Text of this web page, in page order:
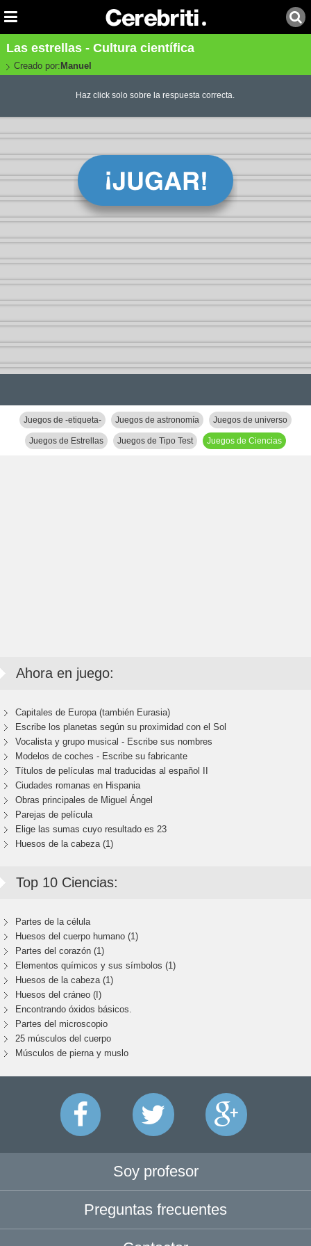
Las estrellas - Cultura científica
Creado por: Manuel
Haz click solo sobre la respuesta correcta.
Juegos de -etiqueta- Juegos de astronomía Juegos de universo
Juegos de Estrellas Juegos de Tipo Test Juegos de Ciencias
Ahora en juego:
Capitales de Europa (también Eurasia)
Escribe los planetas según su proximidad con el Sol
Vocalista y grupo musical - Escribe sus nombres
Modelos de coches - Escribe su fabricante
Títulos de películas mal traducidas al español II
Ciudades romanas en Hispania
Obras principales de Miguel Ángel
Parejas de película
Elige las sumas cuyo resultado es 23
Huesos de la cabeza (1)
Top 10 Ciencias:
Partes de la célula
Huesos del cuerpo humano (1)
Partes del corazón (1)
Elementos químicos y sus símbolos (1)
Huesos de la cabeza (1)
Huesos del cráneo (I)
Encontrando óxidos básicos.
Partes del microscopio
25 músculos del cuerpo
Músculos de pierna y muslo
Soy profesor
Preguntas frecuentes